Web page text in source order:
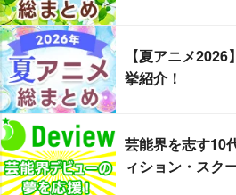
【夏アニメ
挙紹介！
芸能界を志す10
ィション・スク